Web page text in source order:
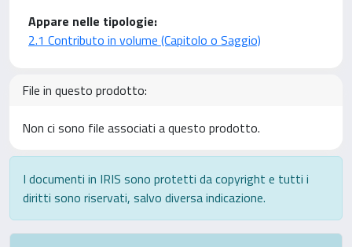
Appare nelle tipologie:
2.1 Contributo in volume (Capitolo o Saggio)
File in questo prodotto:
Non ci sono file associati a questo prodotto.
I documenti in IRIS sono protetti da copyright e tutti i
diritti sono riservati, salvo diversa indicazione.